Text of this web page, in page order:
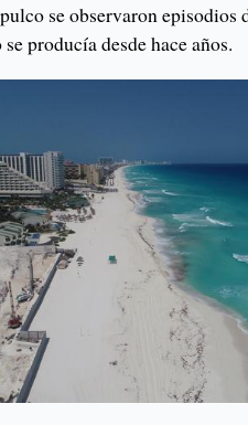
se observaron
producía desde hace años.